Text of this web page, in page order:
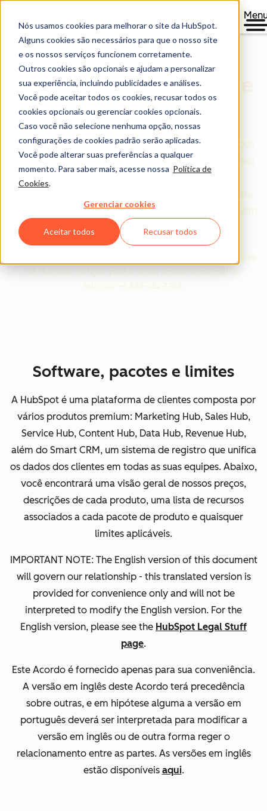
Nós usamos cookies para melhorar o site da HubSpot.
Alguns cookies são necessários para que o nosso site
e os nossos serviços funcionem corretamente.
Outros cookies são opcionais e ajudam a personalizar
sua experiência, incluindo publicidades e análises.
Você pode aceitar todos os cookies, recusar todos os
cookies opcionais ou gerenciar cookies opcionais.
Caso você não selecione nenhuma opção, nossas
configurações de cookies padrão serão aplicadas.
Você pode alterar suas preferências a qualquer
momento. Para saber mais, acesse nossa Política de
Cookies.
Gerenciar cookies
Aceitar todos Recusar todos
Catálogo de Produtos e
Serviços da HubSpot
Quer saber mais detalhes sobre os produtos e serviços
que a HubSpot oferece, os recursos associados a esses
produtos e uma explicação clara sobre os limites
que você vai concluir que nossos "limites" não são assim
tão limitantes.
da HubSpot ou ligue para a nossa equipe comercial no
Software, pacotes e limites
A HubSpot é uma plataforma de clientes composta por
vários produtos premium: Marketing Hub, Sales Hub,
Service Hub, Content Hub, Data Hub, Revenue Hub,
além do Smart CRM, um sistema de registro que unifica
os dados dos clientes em todas as suas equipes. Abaixo,
você encontrará uma visão geral de nossos preços,
descrições de cada produto, uma lista de recursos
associados a cada pacote de produto e quaisquer
limites aplicáveis.
IMPORTANT NOTE: The English version of this document
will govern our relationship - this translated version is
provided for convenience only and will not be
interpreted to modify the English version. For the
English version, please see the HubSpot Legal Stuff
page.
Este Acordo é fornecido apenas para sua conveniência.
A versão em inglês deste Acordo terá precedência
sobre outras, e em hipótese alguma a versão em
português deverá ser interpretada para modificar a
versão em inglês ou de outra forma reger o
relacionamento entre as partes. As versões em inglês
estão disponíveis aqui.